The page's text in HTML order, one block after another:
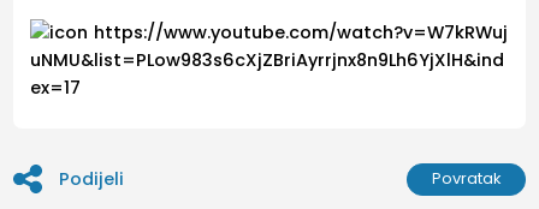
https://www.youtube.com/watch?v=W7kRWuj
uNMU&list=PLow983s6cXjZBriAyrrjnx8n9Lh6YjXlH&ind
ex=17
Podijeli Povratak